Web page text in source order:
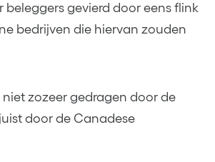
gevierd door eens flink
bedrijven die hiervan zouden
zozeer gedragen door de
door de Canadese